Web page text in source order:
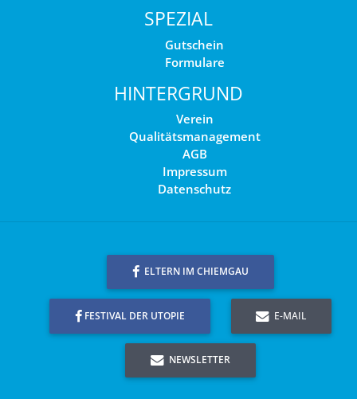
SPEZIAL
Gutschein
Formulare
HINTERGRUND
Verein
Qualitätsmanagement
AGB
Impressum
Datenschutz
ELTERN IM CHIEMGAU
FESTIVAL DER UTOPIE E-MAIL
NEWSLETTER